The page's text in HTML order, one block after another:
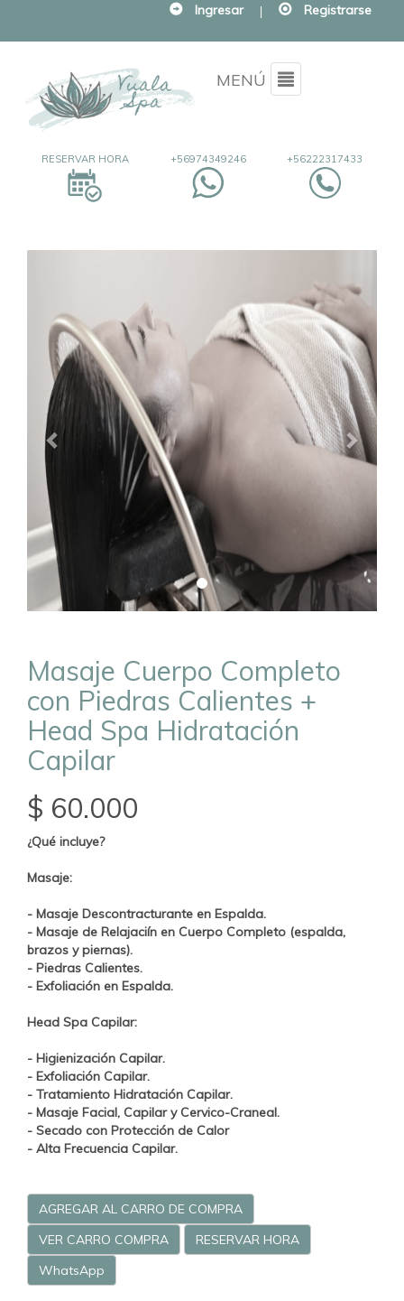
Ingresar | Registrarse
MENÚ Menu
+56222317433
+56974349246
RESERVAR HORA
Masaje Cuerpo Completo
con Piedras Calientes +
Head Spa Hidratación
Capilar
$ 60.000
¿Qué incluye?
Masaje:
- Masaje Descontracturante en Espalda.
- Masaje de Relajaciín en Cuerpo Completo (espalda,
brazos y piernas).
- Piedras Calientes.
- Exfoliación en Espalda.
Head Spa Capilar:
- Higienización Capilar.
- Exfoliación Capilar.
- Tratamiento Hidratación Capilar.
- Masaje Facial, Capilar y Cervico-Craneal.
- Secado con Protección de Calor
- Alta Frecuencia Capilar.
AGREGAR AL CARRO DE COMPRA
VER CARRO COMPRA
RESERVAR HORA
WhatsApp